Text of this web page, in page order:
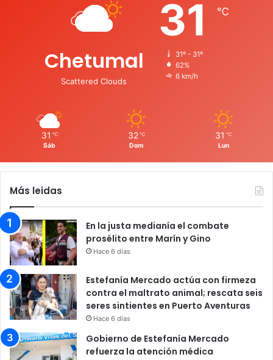
Chetumal
Scattered Clouds
31 ℃
31º - 31º
62%
6 km/h
31 ℃
Sáb
32 ℃
Dom
31 ℃
Lun
Más leidas
En la justa medianía el combate
prosélito entre Marín y Gino
Hace 6 días
Estefanía Mercado actúa con firmeza
contra el maltrato animal; rescata seis
seres sintientes en Puerto Aventuras
Hace 6 días
Gobierno de Estefanía Mercado
refuerza la atención médica